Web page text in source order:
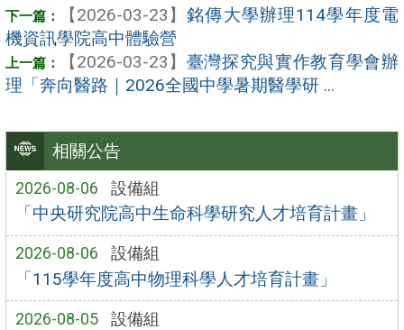
相關公告
2026-08-06 設備組
「中央研究院高中生命科學研究人才培育計畫」
2026-08-06 設備組
「115學年度高中物理科學人才培育計畫」
2026-08-05 設備組
【2026-03-23】 銘傳大學辦理114學年度電
機資訊學院高中體驗營
【2026-03-23】 臺灣探究與實作教育學會辦
理「奔向醫路｜2026全國中學暑期醫學研 ...